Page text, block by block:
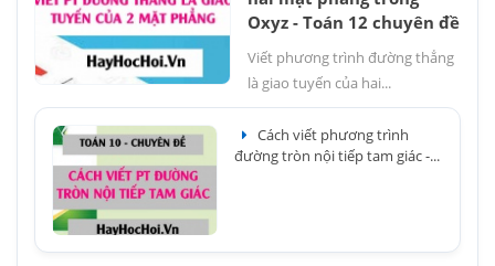
Oxyz - Toán 12 chuyên đề
Viết phương trình đường thẳng
là giao tuyến của hai...
Cách viết phương trình
đường tròn nội tiếp tam giác -...